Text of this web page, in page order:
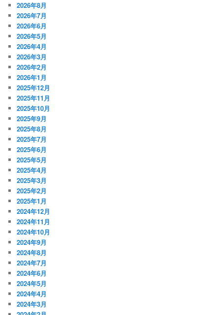
2026年8月
2026年7月
2026年6月
2026年5月
2026年4月
2026年3月
2026年2月
2026年1月
2025年12月
2025年11月
2025年10月
2025年9月
2025年8月
2025年7月
2025年6月
2025年5月
2025年4月
2025年3月
2025年2月
2025年1月
2024年12月
2024年11月
2024年10月
2024年9月
2024年8月
2024年7月
2024年6月
2024年5月
2024年4月
2024年3月